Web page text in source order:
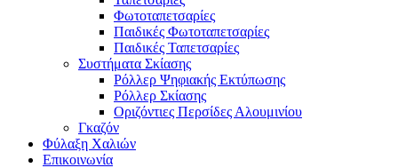
Φωτοταπετσαρίες
Παιδικές Φωτοταπετσαρίες
Παιδικές Ταπετσαρίες
Συστήματα Σκίασης
Ρόλλερ Ψηφιακής Εκτύπωσης
Ρόλλερ Σκίασης
Οριζόντιες Περσίδες Αλουμινίου
Γκαζόν
Φύλαξη Χαλιών
Επικοινωνία